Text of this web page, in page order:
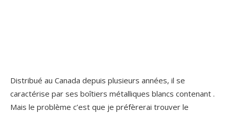
Distribué au Canada depuis plusieurs années, il se
caractérise par ses boîtiers métalliques blancs contenant .
Mais le problème c’est que je préfèrerai trouver le